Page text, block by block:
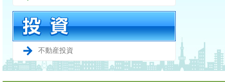
不動産投資